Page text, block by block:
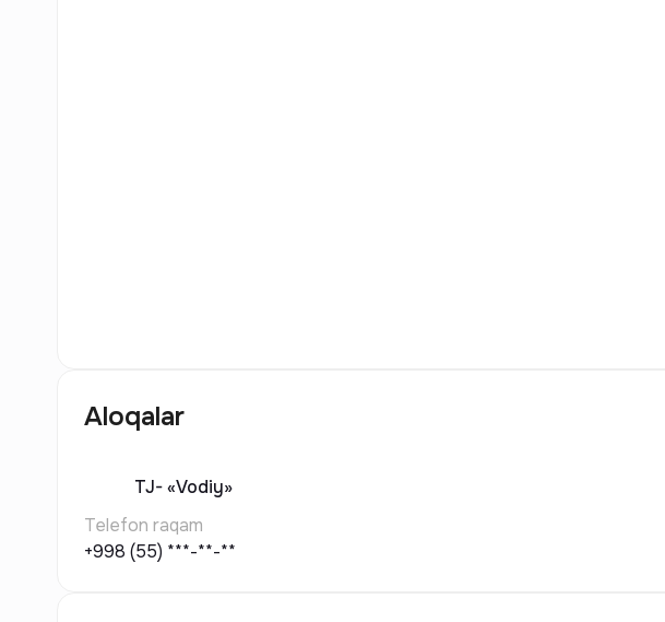
Aloqalar
TJ-«Vodiy»
Telefon raqam
+998 (55) ***-**-**